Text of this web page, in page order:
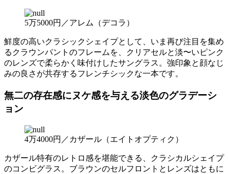
5万5000円／アレム（デコラ）
鮮度の高いクラシックシェイプとして、いま再び注目を集め
るクラウンパントのフレームを、クリアセルと淡〜いピンク
のレンズで柔らかく味付けしたサングラス。強印象と顔なじ
みの良さが共存するフレンチシックな一本です。
無二の存在感にヌケ感を与える淡色のグラデーシ
ョン
4万4000円／カザール（エイトオプティク）
カザール特有のレトロ感を堪能できる、クラシカルシェイプ
のコンビグラス。ブラウンのセルフロントとレンズはともに